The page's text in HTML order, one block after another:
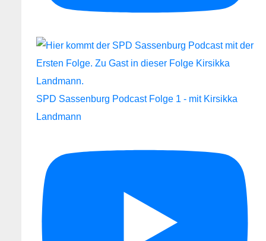
SPD Sassenburg Podcast Folge 1 - mit Kirsikka
Landmann